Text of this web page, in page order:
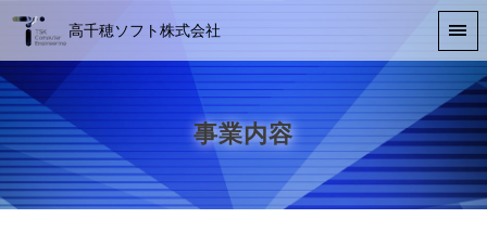
高千穂ソフト株式会社
事業内容